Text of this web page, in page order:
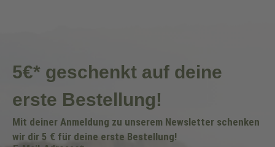
5€* geschenkt auf deine
erste Bestellung!
Mit deiner Anmeldung zu unserem Newsletter schenken
wir dir 5 € für deine erste Bestellung!